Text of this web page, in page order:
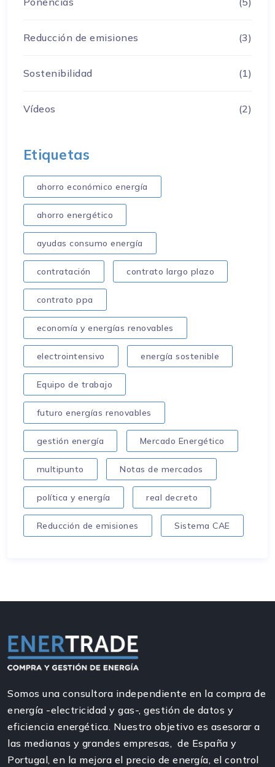
Reducción de emisiones (3)
Sostenibilidad (1)
Vídeos (2)
Etiquetas
ahorro económico energía
ahorro energético
ayudas consumo energía
contratación contrato largo plazo
contrato ppa
economía y energías renovables
electrointensivo energía sostenible
Equipo de trabajo
futuro energías renovables
gestión energía Mercado Energético
multipunto Notas de mercados
política y energía real decreto
Reducción de emisiones Sistema CAE
Somos una consultora independiente en la compra de
energía -electricidad y gas-, gestión de datos y
eficiencia energética. Nuestro objetivo es asesorar a
las medianas y grandes empresas, de España y
Portugal, en la mejora el precio de energía, el control